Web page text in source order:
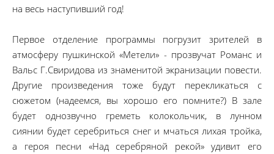
на весь наступивший год!
Первое отделение программы погрузит зрителей в
атмосферу пушкинской «Метели» - прозвучат Романс и
Вальс Г.Свиридова из знаменитой экранизации повести.
Другие произведения тоже будут перекликаться с
сюжетом (надеемся, вы хорошо его помните?) В зале
будет однозвучно греметь колокольчик, в лунном
сиянии будет серебриться снег и мчаться лихая тройка,
а героя песни «Над серебряной рекой» удивит его